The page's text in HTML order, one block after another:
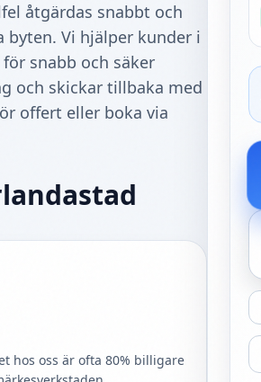
åtgärdas snabbt och
Vi hjälper kunder i
snabb och säker
och skickar tillbaka med
offert eller boka via
hos oss är ofta 80% billigare